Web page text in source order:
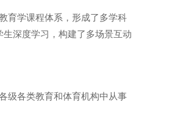
育学课程体系，形成了多学科
深度学习，构建了多场景互动
级各类教育和体育机构中从事